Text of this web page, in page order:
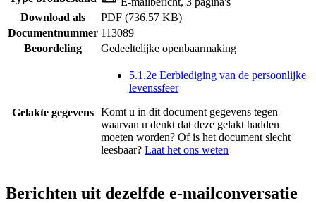
Download als
PDF (736.57 KB)
Documentnummer 113089
Beoordeling
Gedeeltelijke openbaarmaking
Gelakte gegevens
5.1.2e Eerbiediging van de persoonlijke
levenssfeer
Komt u in dit document gegevens tegen
waarvan u denkt dat deze gelakt hadden
moeten worden? Of is het document slecht
leesbaar? Laat het ons weten
Berichten uit dezelfde e-mailconversatie